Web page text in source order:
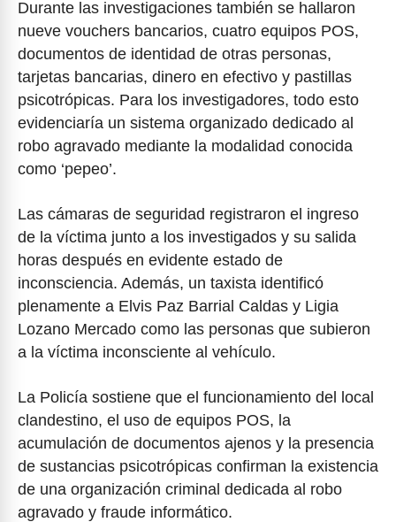
Durante las investigaciones también se hallaron
nueve vouchers bancarios, cuatro equipos POS,
documentos de identidad de otras personas,
tarjetas bancarias, dinero en efectivo y pastillas
psicotrópicas. Para los investigadores, todo esto
evidenciaría un sistema organizado dedicado al
robo agravado mediante la modalidad conocida
como ‘pepeo’.
Las cámaras de seguridad registraron el ingreso
de la víctima junto a los investigados y su salida
horas después en evidente estado de
inconsciencia. Además, un taxista identificó
plenamente a Elvis Paz Barrial Caldas y Ligia
Lozano Mercado como las personas que subieron
a la víctima inconsciente al vehículo.
La Policía sostiene que el funcionamiento del local
clandestino, el uso de equipos POS, la
acumulación de documentos ajenos y la presencia
de sustancias psicotrópicas confirman la existencia
de una organización criminal dedicada al robo
agravado y fraude informático.